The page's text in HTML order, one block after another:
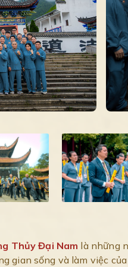
Thủy Đại Nam là những
gian sống và làm việc